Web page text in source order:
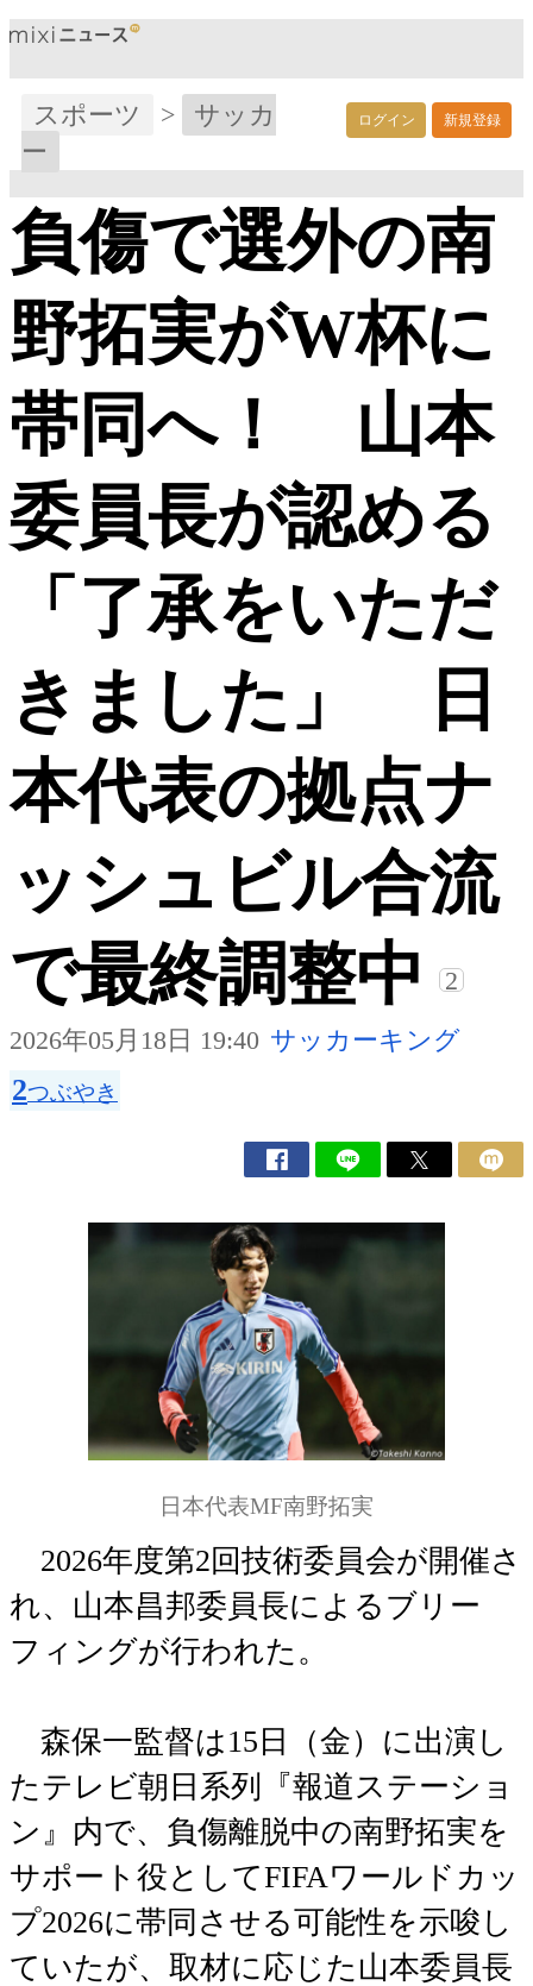
ログイン 新規登録
スポーツ >
サッカ
ー
負傷で選外の南
野拓実がW杯に
帯同へ！ 山本
委員長が認める
「了承をいただ
きました」 日
本代表の拠点ナ
ッシュビル合流
で最終調整中
2
2026年05月18日 19:40 サッカーキング
2つぶやき
日本代表MF南野拓実
2026年度第2回技術委員会が開催さ
れ、山本昌邦委員長によるブリー
フィングが行われた。
森保一監督は15日（金）に出演し
たテレビ朝日系列『報道ステーショ
ン』内で、負傷離脱中の南野拓実を
サポート役としてFIFAワールドカッ
プ2026に帯同させる可能性を示唆し
ていたが、取材に応じた山本委員長